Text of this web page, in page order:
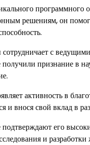
программного
решениям, он
с
признание в
активность в
внося свой вклад в
его
и